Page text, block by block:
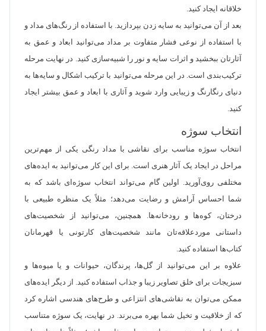
خلاقانه ایجاد کنید.
بعد از آن می‌توانید به سایه‌ زدن بپردازید. با استفاده از رنگ‌های مداد و
با استفاده از نوعی فشار متفاوت بر مداد می‌توانید ابعاد و عمق به
آثارتان ببخشید و اثرات سایه و نور را شبیه‌سازی کنید. در نهایت مرحله
ترکیب‌بندی است. در این مرحله می‌توانید با ترکیب اشکال و سایه‌ها به
دنیای رنگارنگ و زیبایی وارد شوید و آثاری با ابعاد و عمق بیشتر ایجاد
کنید.
انتخاب سوژه
انتخاب سوژه مناسب برای نقاشی با مداد رنگی یکی از مهم‌ترین
مراحل در ایجاد یک آثار هنری است. برای این کار می‌توانید به ایده‌های
مختلفی روی‌آورید. اولین گام می‌تواند انتخاب سوژه‌ای باشد که به
شما احساس آرامش و رضایت می‌دهد؛ مثلاً یک منظره طبیعی با
درختان، کوه‌ها و رودخانه‌ها. همچنین، می‌توانید از شخصیت‌های
داستانی موردعلاقه‌تان مانند شخصیت‌های کارتونی یا قهرمانان
کتاب‌ها استفاده کنید.
علاوه بر این می‌توانید از گل‌ها، پرندگان، حیوانات و یا میوه‌ها و
سبزیجات برای خلق تصاویر زیبا و جذاب استفاده کنید. از دیگر ایده‌های
ممکن می‌توان به نقاشی‌های انتزاعی و طرح‌های هندسی اشاره کرد
که از خلاقیت و تخیل شما بهره می‌برند. در نهایت، یک سوژه متناسب